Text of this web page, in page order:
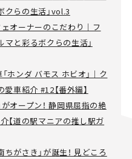
クらの生活」vol.3
オーナーのこだわり｜フ
マと彩るボクらの生活」
ホンダ バモス ホビオ」｜ク
車紹介 #12【番外編】
オープン！ 静岡県屈指の絶
【道の駅マニアの推し駅ガ
がさき」が誕生！ 見どころ